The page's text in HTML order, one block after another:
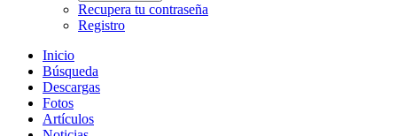
Recupera tu contraseña
Registro
Inicio
Búsqueda
Descargas
Fotos
Artículos